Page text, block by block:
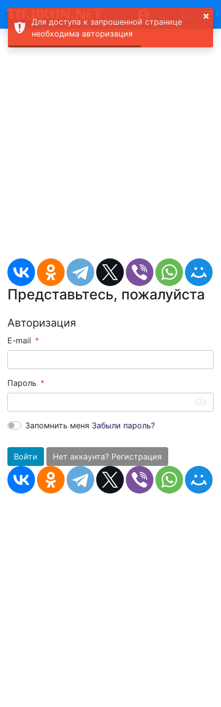
Представьтесь, пожалуйста
Авторизация
E-mail
Пароль
Запомнить меня Забыли пароль?
Войти Нет аккаунта? Регистрация
×
Для доступа к запрошенной странице
необходима авторизация